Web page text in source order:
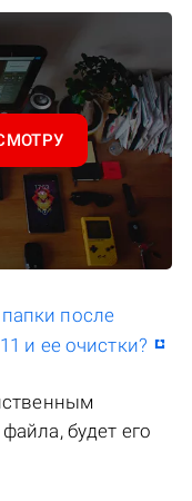
после
и ее очистки?
файла, будет его